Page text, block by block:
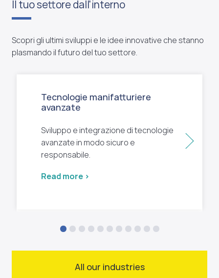
Il tuo settore dall'interno
Scopri gli ultimi sviluppi e le idee innovative che stanno
plasmando il futuro del tuo settore.
Tecnologie manifatturiere
avanzate
Sviluppo e integrazione di tecnologie
avanzate in modo sicuro e
responsabile.
Read more >
All our industries